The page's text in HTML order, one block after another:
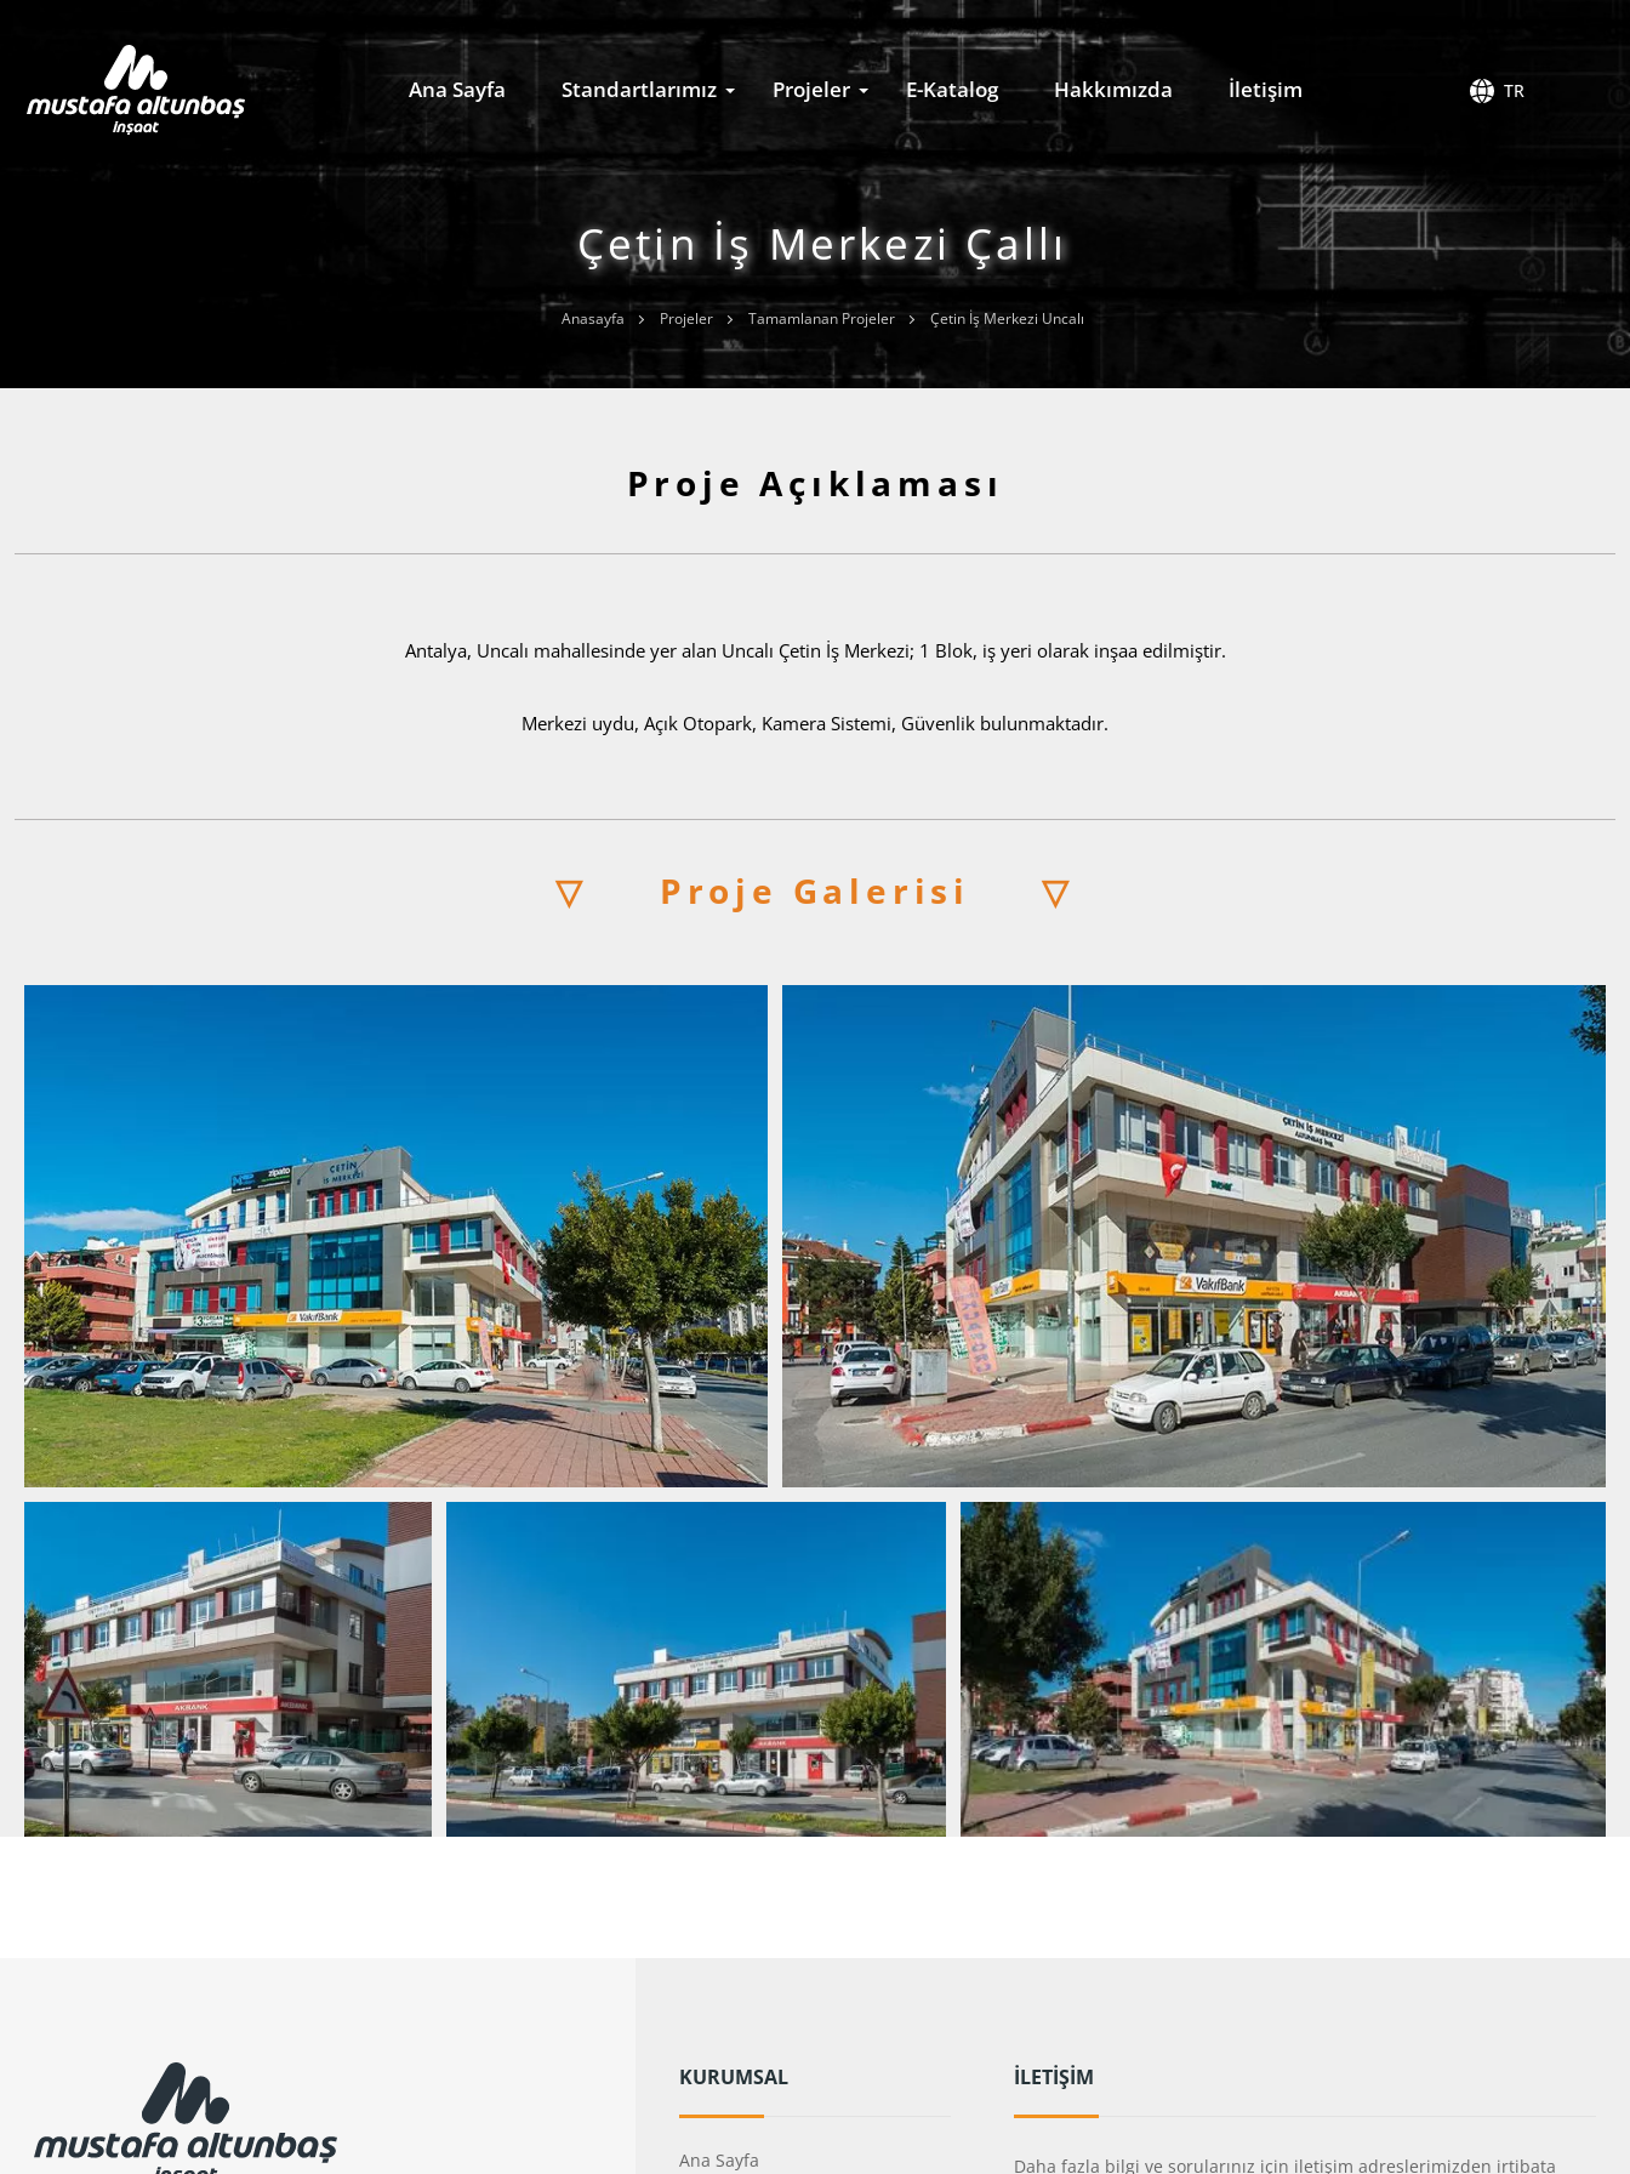
Ana Sayfa Standartlarımız Projeler E-Katalog Hakkımızda İletişim TR
Çetin İş Merkezi Çallı
Anasayfa Projeler Tamamlanan Projeler Çetin İş Merkezi Uncalı
Proje Açıklaması
Antalya, Uncalı mahallesinde yer alan Uncalı Çetin İş Merkezi; 1 Blok, iş yeri olarak inşaa edilmiştir.
Merkezi uydu, Açık Otopark, Kamera Sistemi, Güvenlik bulunmaktadır.
▽ Proje Galerisi▽
KURUMSAL
Ana Sayfa
İLETİŞİM
Daha fazla bilgi ve sorularınız için iletişim adreslerimizden irtibata